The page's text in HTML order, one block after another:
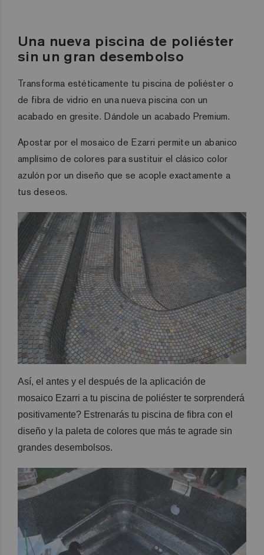
Una nueva piscina de poliéster
sin un gran desembolso
Transforma estéticamente tu piscina de poliéster o
de fibra de vidrio en una nueva piscina con un
acabado en gresite. Dándole un acabado Premium.
Apostar por el mosaico de Ezarri permite un abanico
amplísimode colores para sustituir el clásico color
azulón por un diseño que se acople exactamente a
tus deseos.
Así, el antes y el después de la aplicación de
mosaico Ezarri a tu piscina de poliéster te sorprenderá
positivamente? Estrenarás tu piscina de fibra con el
diseño y la paleta de colores que más te agrade sin
grandes desembolsos.